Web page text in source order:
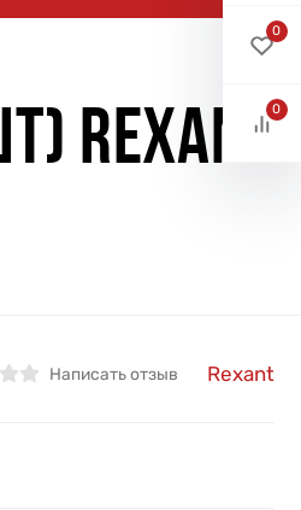
REXANT
Написать отзыв Rexant
0
0